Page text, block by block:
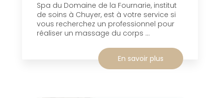
Spa du Domaine de la Fournarie, institut
de soins à Chuyer, est à votre service si
vous recherchez un professionnel pour
réaliser un massage du corps ...
En savoir plus